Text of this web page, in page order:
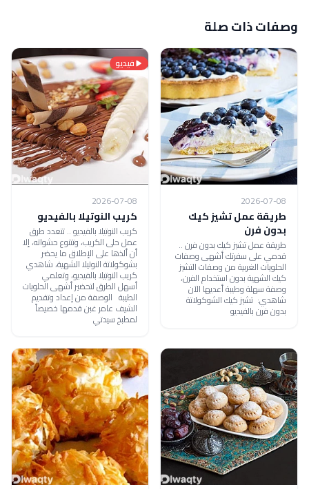
وصفات ذات صلة
2026-07-08
طريقة عمل تشيز كيك
بدون فرن
طريقة عمل تشيز كيك بدون فرن ..
قدمي على سفرتك أشهى وصفات
الحلويات الغربية من وصفات التشيز
كيك الشهية بدون استخدام الفرن،
وصفة سهلة وطيبة أعديها الآن
شاهدي: تشيز كيك الشوكولاتة
بدون فرن بالفيديو
فيديو
2026-07-08
كريب النوتيلا بالفيديو
كريب النوتيلا بالفيديو .. تتعدد طرق
عمل حلى الكريب، وتتنوع حشواته، إلا
أن ألذها على الإطلاق ما يحضر
بشوكولاتة النوتيلا الشهية، شاهدي
كريب النوتيلا بالفيديو، وتعلمي
أسهل الطرق لتحضير أشهى الحلويات
الطيبة الوصفة من إعداد وتقديم
الشيف عامر غبن قدمها خصيصاً
لمطبخ سيدتي